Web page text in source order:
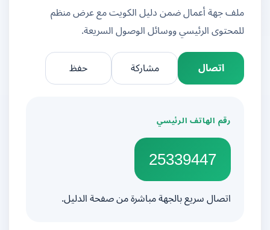
ملف جهة أعمال ضمن دليل الكويت مع عرض منظم
للمحتوى الرئيسي ووسائل الوصول السريعة.
اتصال
مشاركة
رقم الهاتف الرئيسي
25339447
اتصال سريع بالجهة مباشرة من صفحة الدليل.